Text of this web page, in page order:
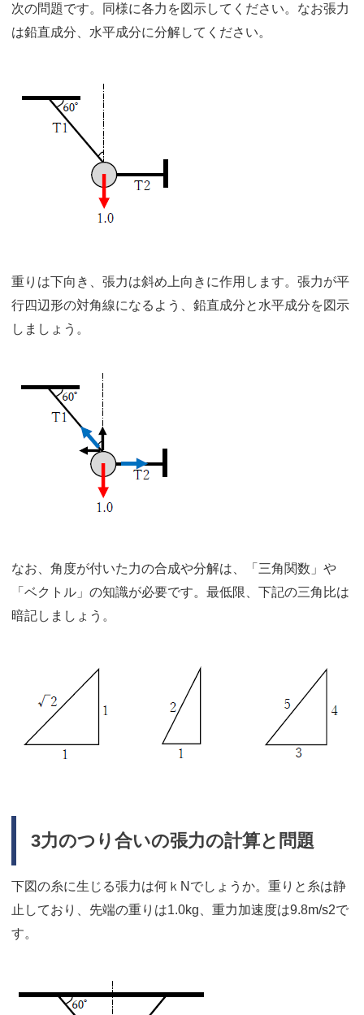
次の問題です。同様に各力を図示してください。なお張力
は鉛直成分、水平成分に分解してください。
重りは下向き、張力は斜め上向きに作用します。張力が平
行四辺形の対角線になるよう、鉛直成分と水平成分を図示
しましょう。
なお、角度が付いた力の合成や分解は、「三角関数」や
「ベクトル」の知識が必要です。最低限、下記の三角比は
暗記しましょう。
3力のつり合いの張力の計算と問題
下図の糸に生じる張力は何ｋNでしょうか。重りと糸は静
止しており、先端の重りは1.0kg、重力加速度は9.8m/s2で
す。